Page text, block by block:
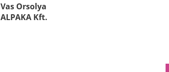
Vas Orsolya
ALPAKA Kft.